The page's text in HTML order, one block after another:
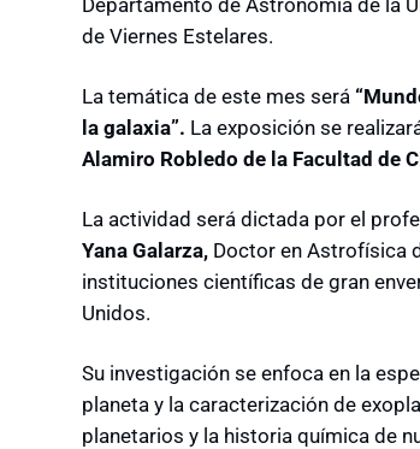
de Viernes Estelares.
La temática de este mes será
la galaxia”. La exposición se
Alamiro Robledo de la Facultad de
La actividad será dictada por el
Yana Galarza, Doctor en Astrofísica
instituciones científicas de gran
Unidos.
Su investigación se enfoca en la
planeta y la caracterización de
planetarios y la historia química de